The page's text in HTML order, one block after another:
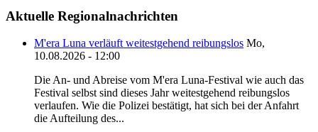
Aktuelle Regionalnachrichten
M'era Luna verläuft weitestgehend reibungslos Mo,
10.08.2026 - 12:00
Die An- und Abreise vom M'era Luna-Festival wie auch das
Festival selbst sind dieses Jahr weitestgehend reibungslos
verlaufen. Wie die Polizei bestätigt, hat sich bei der Anfahrt
die Aufteilung des...